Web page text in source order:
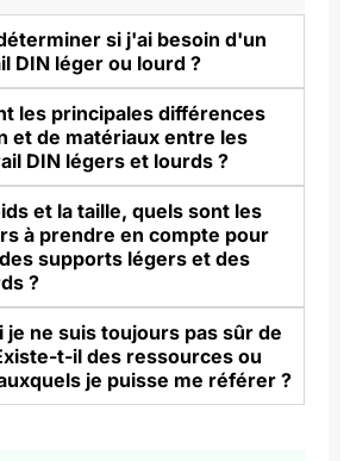
si j'ai besoin d'un
DIN léger ou lourd ?
les principales différences
et de matériaux entre les
DIN légers et lourds ?
et la taille, quels sont les
à prendre en compte pour
supports légers et des
?
je ne suis toujours pas sûr de
t-il des ressources ou
je puisse me référer ?